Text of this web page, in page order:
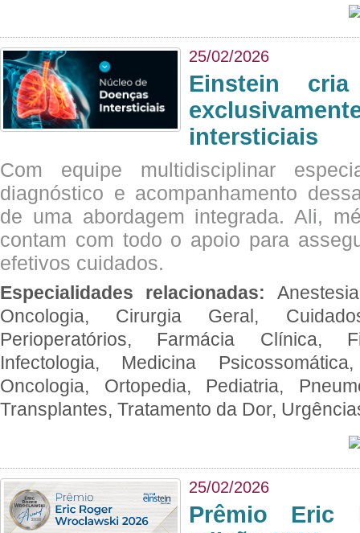
25/02/2026
Einstein
intersticiais
Com equipe multidisciplinar
diagnóstico e acompanhamento
de uma abordagem integrada. Ali,
contam com todo o apoio para
efetivos cuidados.
Especialidades relacionadas:
Oncologia, Cirurgia Geral,
Perioperatórios, Farmácia Clínica,
Infectologia, Medicina
Oncologia, Ortopedia, Pediatria,
Transplantes, Tratamento da Dor,
25/02/2026
Prêmio Eric